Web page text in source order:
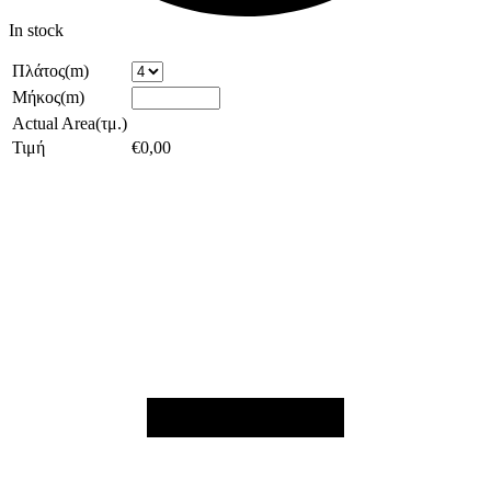
In stock
Πλάτος(m)
Μήκος(m)
Actual Area(τμ.)
Τιμή
€0,00